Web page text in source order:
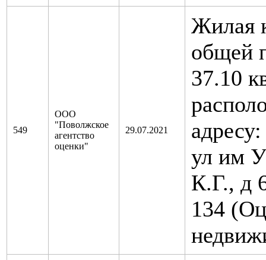
549
ООО
"Поволжское
агентство
оценки"
29.07.2021
Жилая
общей
37.10
ул им
К.Г., д
134